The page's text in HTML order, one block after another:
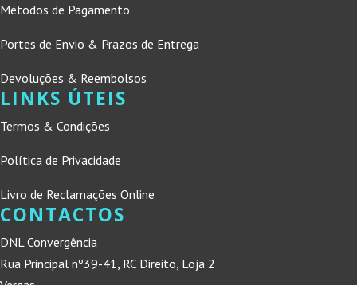
Métodos de Pagamento
Portes de Envio & Prazos de Entrega
Devoluções & Reembolsos
LINKS ÚTEIS
Termos & Condições
Política de Privacidade
Livro de Reclamações Online
CONTACTOS
DNL Convergência
Rua Principal nº39-41, RC Direito, Loja 2